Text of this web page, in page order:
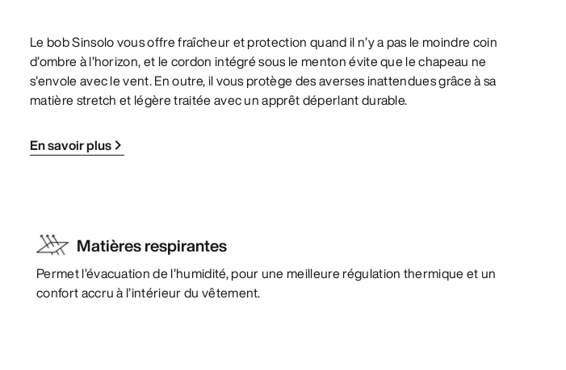
Le bob Sinsolo vous offre fraîcheur et protection quand il n’y a pas le moindre coin
d’ombre à l’horizon, et le cordon intégré sous le menton évite que le chapeau ne
s’envole avec le vent. En outre, il vous protège des averses inattendues grâce à sa
matière stretch et légère traitée avec un apprêt déperlant durable.
En savoir plus
Matières respirantes
Permet l’évacuation de l’humidité, pour une meilleure régulation thermique et un
confort accru à l’intérieur du vêtement.